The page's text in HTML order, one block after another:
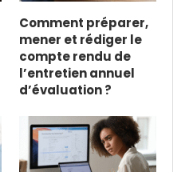
Comment préparer,
mener et rédiger le
compte rendu de
l’entretien annuel
d’évaluation ?